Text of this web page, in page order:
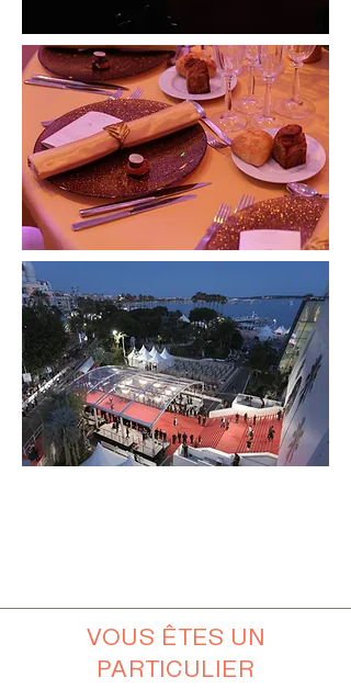
VOUS ÊTES UN
PARTICULIER